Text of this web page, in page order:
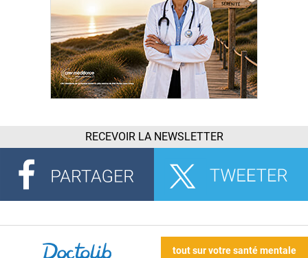
RECEVOIR LA NEWSLETTER
tout sur votre santé mentale